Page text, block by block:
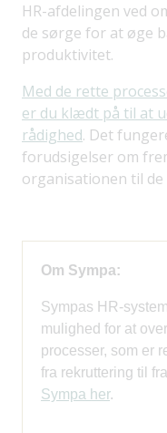
HR-afdelingen ved
de sørge for at øge
produktivitet.
Med de rette
er du klædt på til at
rådighed. Det
forudsigelser om
organisationen til
Om Sympa:
Sympas HR-
mulighed for at
processer, som er
fra rekruttering til
Sympa her.